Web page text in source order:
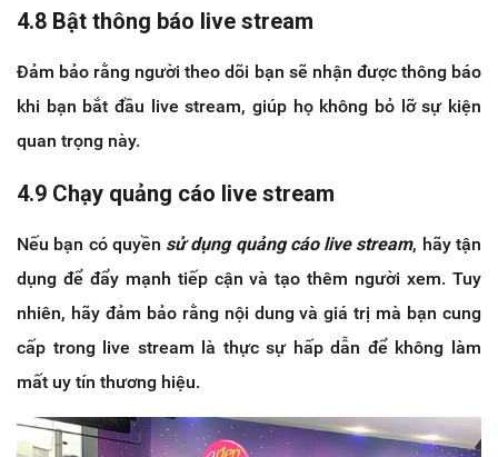
4.8 Bật thông báo live stream
Đảm bảo rằng người theo dõi bạn sẽ nhận được thông báo
khi bạn bắt đầu live stream, giúp họ không bỏ lỡ sự kiện
quan trọng này.
4.9 Chạy quảng cáo live stream
Nếu bạn có quyền sử dụng quảng cáo live stream, hãy tận
dụng để đẩy mạnh tiếp cận và tạo thêm người xem. Tuy
nhiên, hãy đảm bảo rằng nội dung và giá trị mà bạn cung
cấp trong live stream là thực sự hấp dẫn để không làm
mất uy tín thương hiệu.